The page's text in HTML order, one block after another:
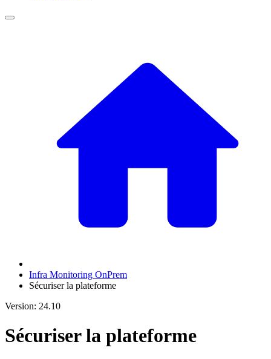
Infra Monitoring OnPrem
Sécuriser la plateforme
Version: 24.10
Sécuriser la plateforme